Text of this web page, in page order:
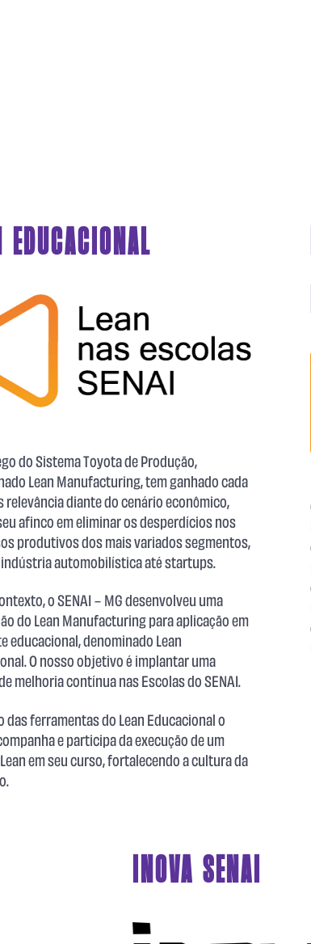
EDUCACIONAL
do Sistema Toyota de Produção,
Lean Manufacturing, tem ganhado cada
relevância diante do cenário econômico,
afinco em eliminar os desperdícios nos
produtivos dos mais variados segmentos,
automobilística até startups.
o SENAI – MG desenvolveu uma
do Lean Manufacturing para aplicação em
educacional, denominado Lean
O nosso objetivo é implantar uma
melhoria contínua nas Escolas do SENAI.
das ferramentas do Lean Educacional o
e participa da execução de um
em seu curso, fortalecendo a cultura da
INOVA SENAI